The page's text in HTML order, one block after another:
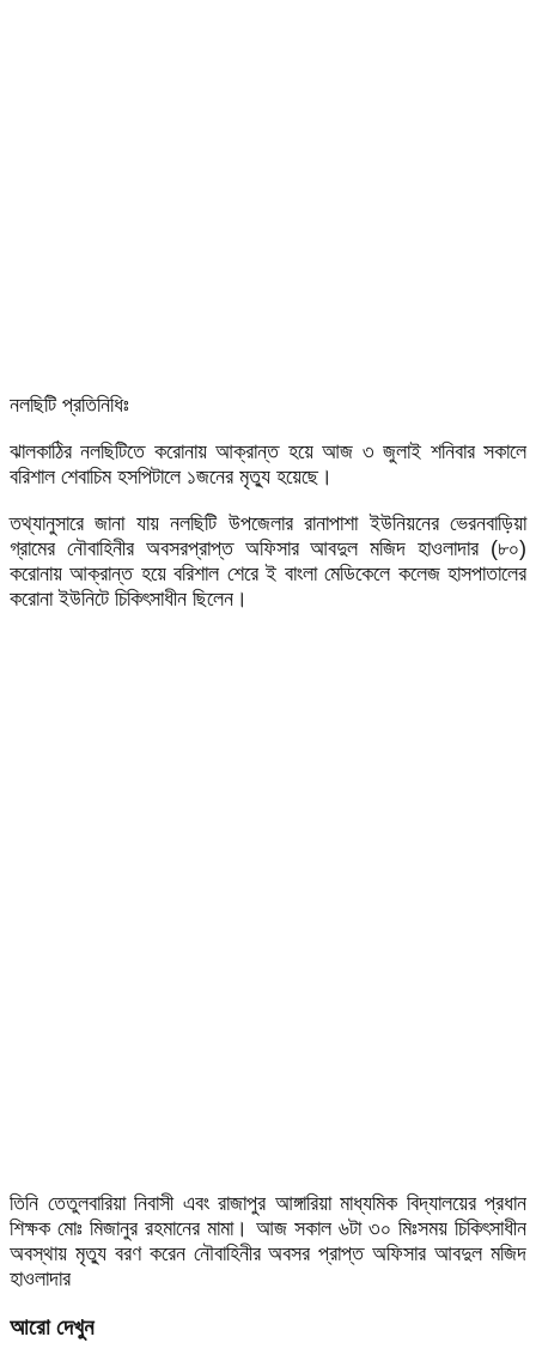
নলছিটি প্রতিনিধিঃ
ঝালকাঠির নলছিটিতে করোনায় আক্রান্ত হয়ে আজ ৩ জুলাই শনিবার সকালে
বরিশাল শেবাচিম হসপিটালে ১জনের মৃত্যু হয়েছে।
তথ্যানুসারে জানা যায় নলছিটি উপজেলার রানাপাশা ইউনিয়নের ভেরনবাড়িয়া
গ্রামের নৌবাহিনীর অবসরপ্রাপ্ত অফিসার আবদুল মজিদ হাওলাদার (৮০)
করোনায় আক্রান্ত হয়ে বরিশাল শেরে ই বাংলা মেডিকেলে কলেজ হাসপাতালের
করোনা ইউনিটে চিকিৎসাধীন ছিলেন।
তিনি তেতুলবারিয়া নিবাসী এবং রাজাপুর আঙ্গারিয়া মাধ্যমিক বিদ্যালয়ের প্রধান
শিক্ষক মোঃ মিজানুর রহমানের মামা। আজ সকাল ৬টা ৩০ মিঃসময় চিকিৎসাধীন
অবস্থায় মৃত্যু বরণ করেন নৌবাহিনীর অবসর প্রাপ্ত অফিসার আবদুল মজিদ
হাওলাদার
আরো দেখুন